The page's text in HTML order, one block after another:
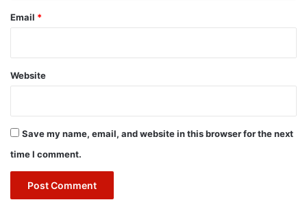
Email *
Website
Save my name, email, and website in this browser for the next
time I comment.